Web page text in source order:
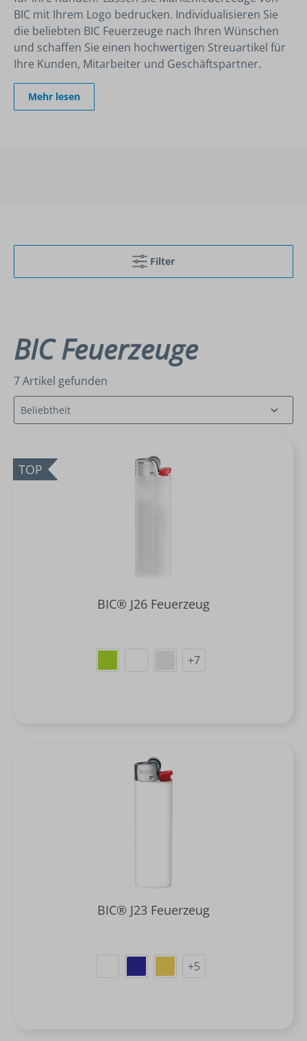
BIC mit Ihrem Logo bedrucken. Individualisieren Sie
die beliebten BIC Feuerzeuge nach Ihren Wünschen
und schaffen Sie einen hochwertigen Streuartikel für
Ihre Kunden, Mitarbeiter und Geschäftspartner.
Mehr lesen
Filter
BIC Feuerzeuge
7 Artikel gefunden
TOP
BIC® J26 Feuerzeug
+7
BIC® J23 Feuerzeug
+5